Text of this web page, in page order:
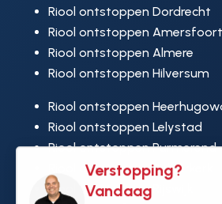
Verstopping?
Vandaag
Riool ontstoppen Dordrecht
Riool ontstoppen Amersfoort
Riool ontstoppen Almere
Riool ontstoppen Hilversum
Riool ontstoppen
Riool ontstoppen Lelystad
Riool ontstoppen Purmerend
Riool ontstoppen Ridderkerk
Riool ontstoppen Rijswijk